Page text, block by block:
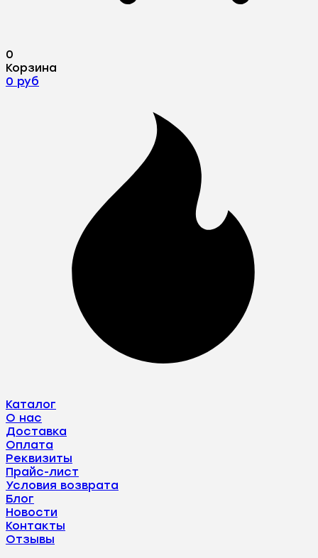
0
Корзина
0 руб
Каталог
О нас
Доставка
Оплата
Реквизиты
Прайс-лист
Условия возврата
Блог
Новости
Контакты
Отзывы